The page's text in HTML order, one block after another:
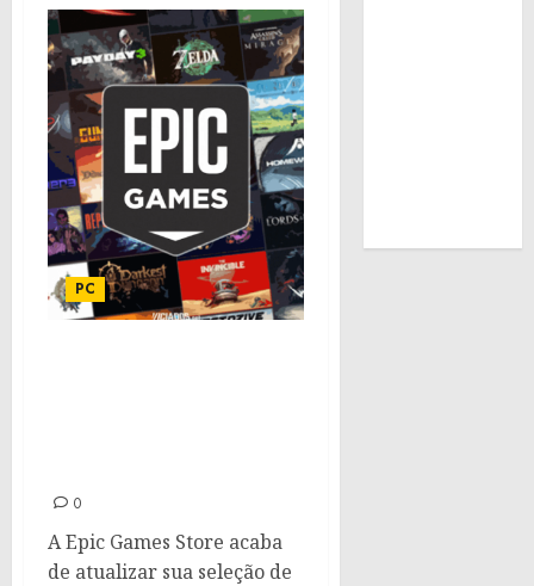
PC
0
A Epic Games Store acaba
de atualizar sua seleção de